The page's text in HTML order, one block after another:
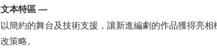
文本特區 —
以簡約的舞台及技術支援，讓新進編劇的作品獲得亮
改策略。